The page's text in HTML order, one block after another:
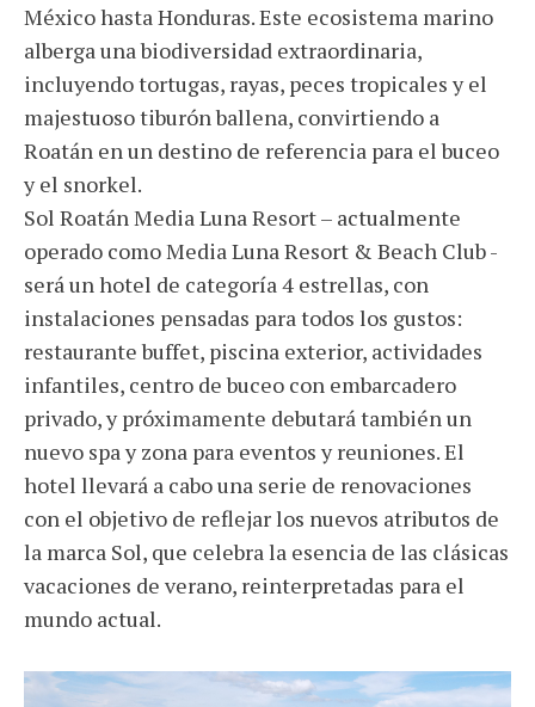
México hasta Honduras. Este ecosistema marino
alberga una biodiversidad extraordinaria,
incluyendo tortugas, rayas, peces tropicales y el
majestuoso tiburón ballena, convirtiendo a
Roatán en un destino de referencia para el buceo
y el snorkel.
Sol Roatán Media Luna Resort – actualmente
operado como Media Luna Resort & Beach Club -
será un hotel de categoría 4 estrellas, con
instalaciones pensadas para todos los gustos:
restaurante buffet, piscina exterior, actividades
infantiles, centro de buceo con embarcadero
privado, y próximamente debutará también un
nuevo spa y zona para eventos y reuniones. El
hotel llevará a cabo una serie de renovaciones
con el objetivo de reflejar los nuevos atributos de
la marca Sol, que celebra la esencia de las clásicas
vacaciones de verano, reinterpretadas para el
mundo actual.